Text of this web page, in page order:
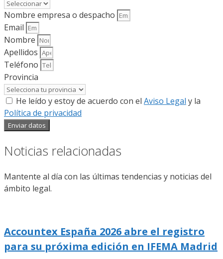
Nombre empresa o despacho
Email
Nombre
Apellidos
Teléfono
Provincia
He leído y estoy de acuerdo con el Aviso Legal y la
Política de privacidad
Enviar datos
Noticias relacionadas
Mantente al día con las últimas tendencias y noticias del
ámbito legal.
Accountex España 2026 abre el registro
para su próxima edición en IFEMA Madrid